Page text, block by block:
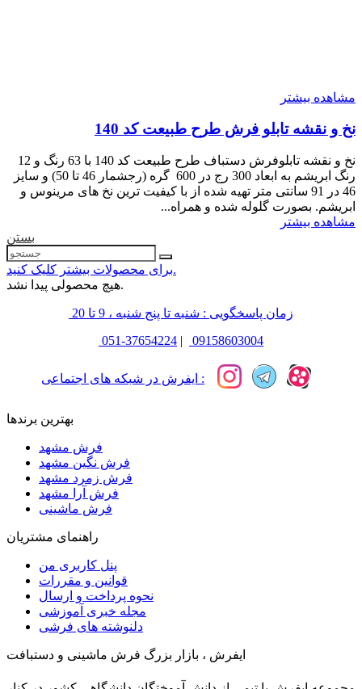
مشاهده بیشتر
نخ و نقشه تابلو فرش طرح طبیعت کد 140
نخ و نقشه تابلوفرش دستباف طرح طبیعت کد 140 با 63 رنگ و 12
رنگ ابریشم به ابعاد 300 رج در 600 گره (رجشمار 46 تا 50) و سایز
46 در 91 سانتی متر تهیه شده از با کیفیت ترین نخ های مرینوس و
ابریشم. بصورت گلوله شده و همراه...
مشاهده بیشتر
بستن
برای محصولات بیشتر کلیک کنید.
هیچ محصولی پیدا نشد.
زمان پاسخگویی : شنبه تا پنج شنبه ، 9 تا 20
051-37654224 | 09158603004
ایفرش در شبکه های اجتماعی :
بهترین برندها
فرش مشهد
فرش نگین مشهد
فرش زمرد مشهد
فرش آرا مشهد
فرش ماشینی
راهنمای مشتریان
پنل کاربری من
قوانین و مقررات
نحوه پرداخت و ارسال
مجله خبری آموزشی
دلنوشته های فرشی
ایفرش ، بازار بزرگ فرش ماشینی و دستبافت